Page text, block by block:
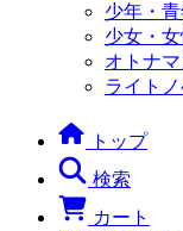
少年・
少女・
オトナ
ライト
トップ
検索
カート